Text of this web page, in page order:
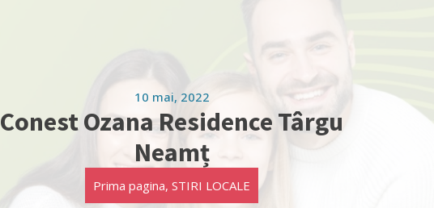
10 mai, 2022
Conest Ozana Residence Târgu
Neamț
Prima pagina, STIRI LOCALE